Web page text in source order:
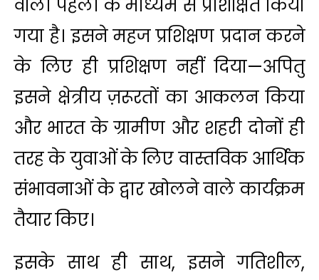
वाली पहलों के माध्यम से प्रशिक्षित किया
गया है। इसने महज प्रशिक्षण प्रदान करने
के लिए ही प्रशिक्षण नहीं दिया—अपितु
इसने क्षेत्रीय ज़रूरतों का आकलन किया
और भारत के ग्रामीण और शहरी दोनों ही
तरह के युवाओं के लिए वास्तविक आर्थिक
संभावनाओं के द्वार खोलने वाले कार्यक्रम
तैयार किए।
इसके साथ ही साथ, इसने गतिशील,